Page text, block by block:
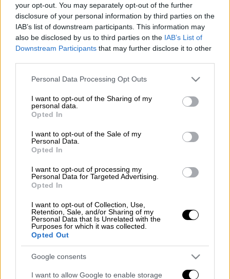
your opt-out. You may separately opt-out of the further
disclosure of your personal information by third parties on the
IAB’s list of downstream participants. This information may
also be disclosed by us to third parties on the IAB’s List of
Downstream Participants that may further disclose it to other
Please note that this website/app uses one or more Google
not limited to your visit or usage behaviour. You may click to
grant or deny consent to Google and its third-party tags to
use your data for below specified purposes in below Google
consent section.
Personal Data Processing Opt Outs
I want to opt-out of the Sharing of my
personal data.
Opted In
I want to opt-out of the Sale of my
Personal Data.
Opted In
I want to opt-out of processing my
Personal Data for Targeted Advertising.
Opted In
I want to opt-out of Collection, Use,
Retention, Sale, and/or Sharing of my
Personal Data that Is Unrelated with the
Purposes for which it was collected.
Opted Out
Google consents
I want to allow Google to enable storage
Κάποιος θα το χαρακτήριζε σκέτη παράνοια
αλλά η νέα γεύσηκαφέ προβλέπεται να
κατακτήσει τις καφετέριες το 2025.
Viral |25.12.2024 05:00
Η επική αντίδραση παιδιού που το
έβαλαν να συμμετάσχει στη χορωδία
onion lattesείναι η νέα τρέλα που
σαρώνει τα μέσα κοινωνικής δικτύωσης, με
δεκάδες δημιουργούς του TikTok σε όλο τον
κόσμο να επιδεικνύουν πώς να φτιάξουν το
ασυνήθιστο ρόφημα αναμειγνύοντας...
φρέσκα κρεμμυδάκια σε έναν απλό παγωμένο
latte.
Ο περίεργος συνδυασμός εμφανίστηκε για